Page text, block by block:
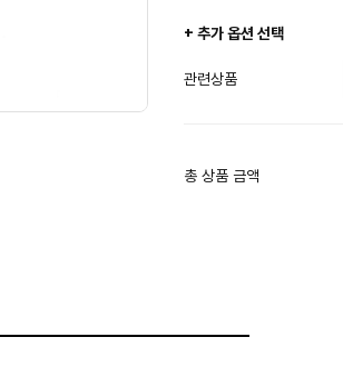
+ 추가 옵션 선택
관련상품
총 상품 금액